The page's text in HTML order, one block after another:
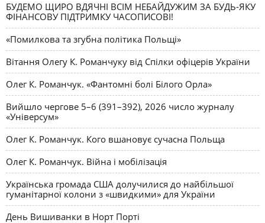
БУДЕМО ЩИРО ВДЯЧНІ ВСІМ НЕБАЙДУЖИМ ЗА БУДЬ-ЯКУ
ФІНАНСОВУ ПІДТРИМКУ ЧАСОПИСОВІ!
«Помилкова та згубна політика Польщі»
Вітання Олегу К. Романчуку від Спілки офіцерів України
Олег К. Романчук. «Фантомні болі Білого Орла»
Вийшло чергове 5–6 (391–392), 2026 число журналу
«Універсум»
Олег К. Романчук. Кого вшановує сучасна Польща
Олег К. Романчук. Війна і мобілізація
Українська громада США долучилися до найбільшої
гуманітарної колони з «швидкими» для України
День Вишиванки в Норт Порті